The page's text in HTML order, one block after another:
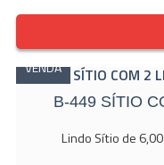
VENDA
B-449 SÍTIO
Lindo Sítio de